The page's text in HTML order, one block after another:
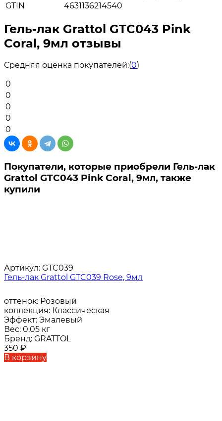
GTIN
4631136214540
Гель-лак Grattol GTC043 Pink
Coral, 9мл отзывы
Средняя оценка покупателей:(0)
0
0
0
0
0
Покупатели, которые приобрели Гель-лак
Grattol GTC043 Pink Coral, 9мл, также
купили
Артикул: GTC039
Гель-лак Grattol GTC039 Rose, 9мл
оттенок: Розовый
коллекция: Классическая
Эффект: Эмалевый
Вес: 0.05 кг
Бренд: GRATTOL
350 ₽
В корзину